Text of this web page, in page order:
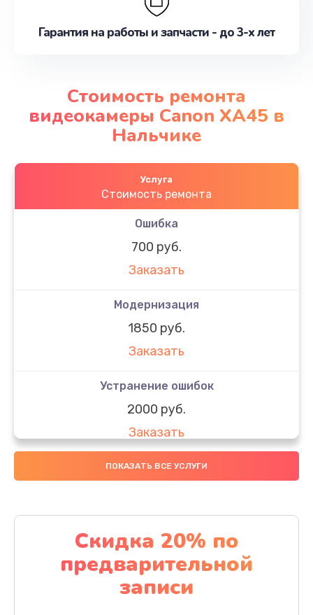
Гарантия на работы и запчасти - до 3-х лет
Стоимость ремонта
видеокамеры Canon XA45 в
Нальчике
Услуга
Стоимость ремонта
Ошибка
700 руб.
Заказать
Модернизация
1850 руб.
Заказать
Устранение ошибок
2000 руб.
Заказать
Ремонт после залития
Заказать
Ремонт электроплаты
1320 руб.
Заказать
ПОКАЗАТЬ ВСЕ УСЛУГИ
Скидка 20% по
предварительной
записи